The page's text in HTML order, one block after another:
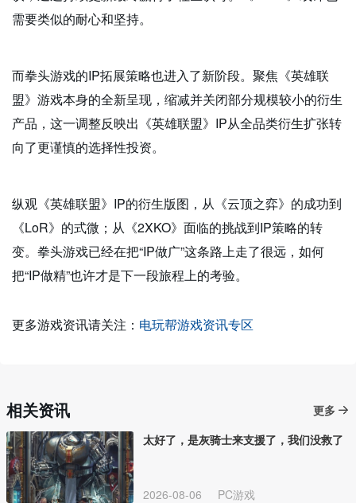
需要类似的耐心和坚持。
而拳头游戏的IP拓展策略也进入了新阶段。聚焦《英雄联
盟》游戏本身的全新呈现，缩减并关闭部分规模较小的衍生
产品，这一调整反映出《英雄联盟》IP从全品类衍生扩张转
向了更谨慎的选择性投资。
纵观《英雄联盟》IP的衍生版图，从《云顶之弈》的成功到
《LoR》的式微；从《2XKO》面临的挑战到IP策略的转
变。拳头游戏已经在把“IP做广”这条路上走了很远，如何
把“IP做精”也许才是下一段旅程上的考验。
更多游戏资讯请关注： 电玩帮游戏资讯专区
相关资讯
更多
太好了，是灰骑士来支援了，我们没救了
2026-08-06 PC游戏